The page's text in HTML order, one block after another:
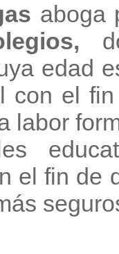
aboga
edad
con el
labor
el fin de